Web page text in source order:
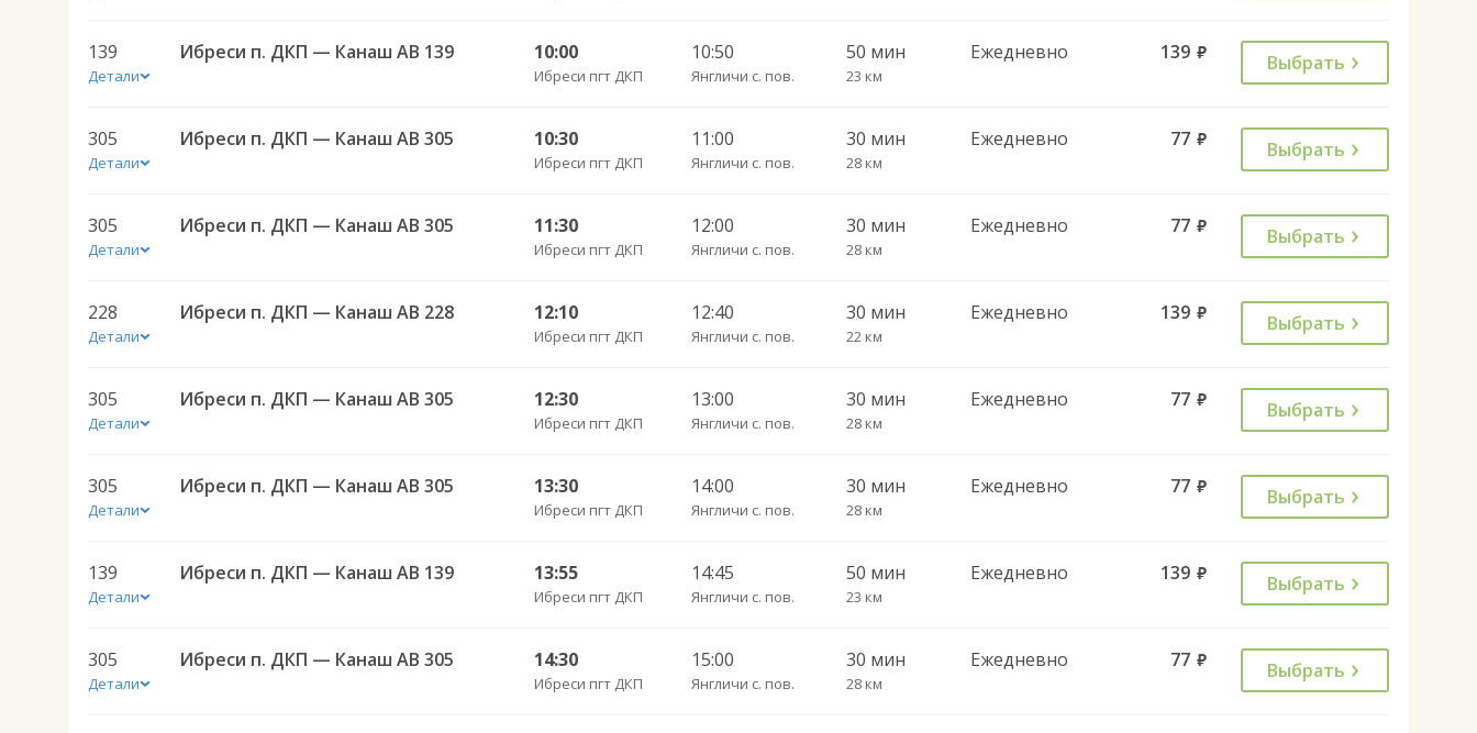
139
Детали
Ибреси п. ДКП — Канаш АВ 139 10:00
Ибреси пгт ДКП
10:50
Янгличи с. пов.
50 мин
23 км
Ежедневно 139 руб. Выбрать
305
Детали
Ибреси п. ДКП — Канаш АВ 305 10:30
Ибреси пгт ДКП
11:00
Янгличи с. пов.
30 мин
28 км
Ежедневно 77 руб. Выбрать
305
Детали
Ибреси п. ДКП — Канаш АВ 305 11:30
Ибреси пгт ДКП
12:00
Янгличи с. пов.
30 мин
28 км
Ежедневно 77 руб. Выбрать
228
Детали
Ибреси п. ДКП — Канаш АВ 228 12:10
Ибреси пгт ДКП
12:40
Янгличи с. пов.
30 мин
22 км
Ежедневно 139 руб. Выбрать
305
Детали
Ибреси п. ДКП — Канаш АВ 305 12:30
Ибреси пгт ДКП
13:00
Янгличи с. пов.
30 мин
28 км
Ежедневно 77 руб. Выбрать
305
Детали
Ибреси п. ДКП — Канаш АВ 305 13:30
Ибреси пгт ДКП
14:00
Янгличи с. пов.
30 мин
28 км
Ежедневно 77 руб. Выбрать
139
Детали
Ибреси п. ДКП — Канаш АВ 139 13:55
Ибреси пгт ДКП
14:45
Янгличи с. пов.
50 мин
23 км
Ежедневно 139 руб. Выбрать
305
Детали
Ибреси п. ДКП — Канаш АВ 305 14:30
Ибреси пгт ДКП
15:00
Янгличи с. пов.
30 мин
28 км
Ежедневно 77 руб. Выбрать